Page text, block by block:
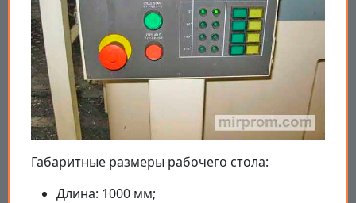
Габаритные размеры рабочего стола:
Длина: 1000 мм;